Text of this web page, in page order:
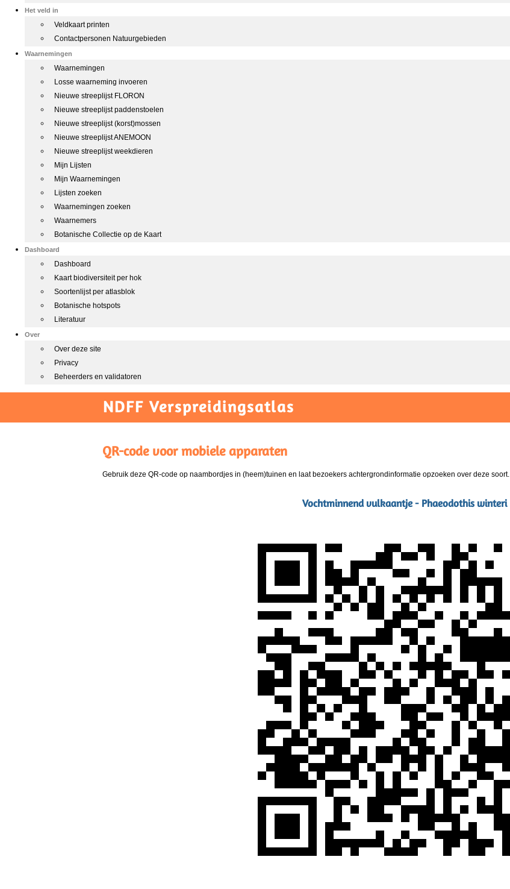
Het veld in
Veldkaart printen
Contactpersonen Natuurgebieden
Waarnemingen
Waarnemingen
Losse waarneming invoeren
Nieuwe streeplijst FLORON
Nieuwe streeplijst paddenstoelen
Nieuwe streeplijst (korst)mossen
Nieuwe streeplijst ANEMOON
Nieuwe streeplijst weekdieren
Mijn Lijsten
Mijn Waarnemingen
Lijsten zoeken
Waarnemingen zoeken
Waarnemers
Botanische Collectie op de Kaart
Dashboard
Dashboard
Kaart biodiversiteit per hok
Soortenlijst per atlasblok
Botanische hotspots
Literatuur
Over
Over deze site
Privacy
Beheerders en validatoren
NDFF Verspreidingsatlas
QR-code voor mobiele apparaten
Gebruik deze QR-code op naambordjes in (heem)tuinen en laat bezoekers achtergrondinformatie opzoeken over deze soort.
Vochtminnend vulkaantje - Phaeodothis winteri